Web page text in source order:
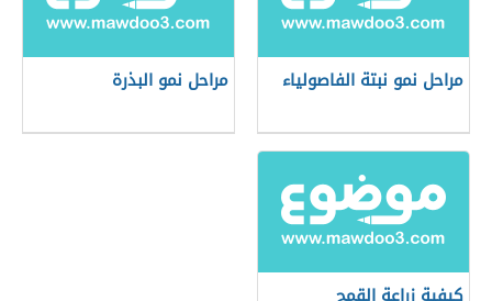
مراحل نمو نبتة الفاصولياء مراحل نمو البذرة